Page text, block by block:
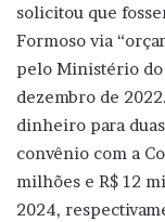
solicitou que
Formoso via
pelo Ministério
dezembro de
dinheiro para
convênio com a
milhões e R$ 12
2024,